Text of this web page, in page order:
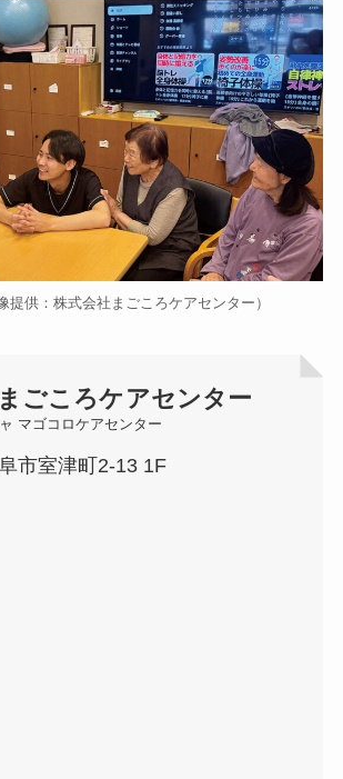
提供：株式会社まごころケアセンター）
ごころケアセンター
マゴコロケアセンター
市室津町2-13 1F